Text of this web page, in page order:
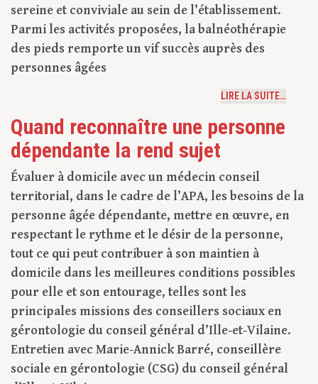
sereine et conviviale au sein de l’établissement.
Parmi les activités proposées, la balnéothérapie
des pieds remporte un vif succès auprès des
personnes âgées
LIRE LA SUITE…
Quand reconnaître une personne
dépendante la rend sujet
Évaluer à domicile avec un médecin conseil
territorial, dans le cadre de l’APA, les besoins de la
personne âgée dépendante, mettre en œuvre, en
respectant le rythme et le désir de la personne,
tout ce qui peut contribuer à son maintien à
domicile dans les meilleures conditions possibles
pour elle et son entourage, telles sont les
principales missions des conseillers sociaux en
gérontologie du conseil général d’Ille-et-Vilaine.
Entretien avec Marie-Annick Barré, conseillère
sociale en gérontologie (CSG) du conseil général